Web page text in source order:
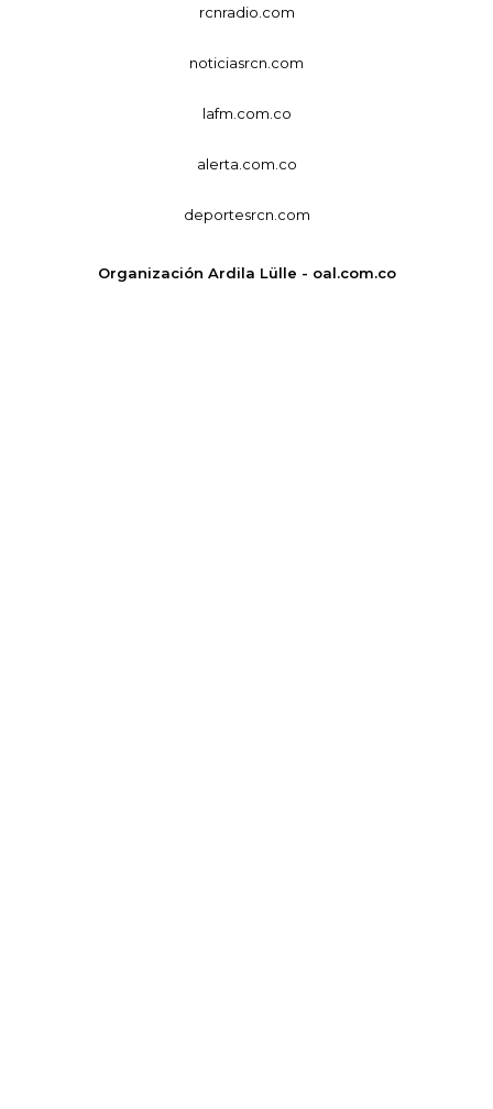
rcnradio.com
noticiasrcn.com
lafm.com.co
alerta.com.co
deportesrcn.com
Organización Ardila Lülle - oal.com.co